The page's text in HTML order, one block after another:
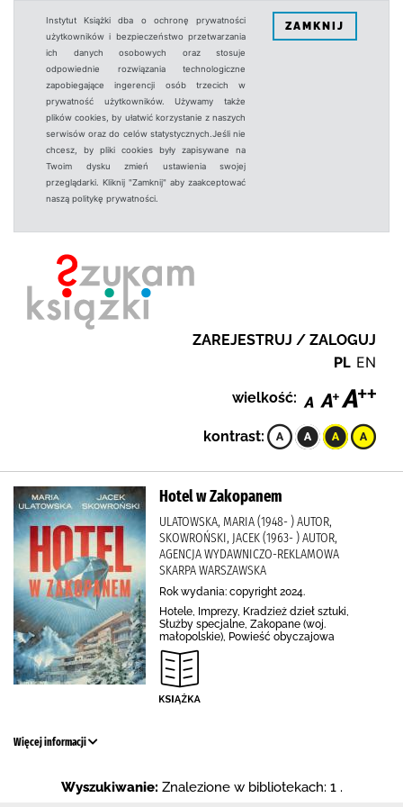
Instytut Książki dba o ochronę prywatności
użytkowników i bezpieczeństwo przetwarzania
ich danych osobowych oraz stosuje
odpowiednie rozwiązania technologiczne
zapobiegające ingerencji osób trzecich w
prywatność użytkowników. Używamy także
plików cookies, by ułatwić korzystanie z naszych
serwisów oraz do celów statystycznych.Jeśli nie
chcesz, by pliki cookies były zapisywane na
Twoim dysku zmień ustawienia swojej
przeglądarki. Kliknij "Zamknij" aby zaakceptować
naszą politykę prywatności.
ZAMKNIJ
ZAREJESTRUJ / ZALOGUJ
PL EN
wielkość:
kontrast:
Hotel w Zakopanem
ULATOWSKA, MARIA (1948- ) AUTOR,
SKOWROŃSKI, JACEK (1963- ) AUTOR,
AGENCJA WYDAWNICZO-REKLAMOWA
SKARPA WARSZAWSKA
Rok wydania: copyright 2024.
Hotele, Imprezy, Kradzież dzieł sztuki,
Służby specjalne, Zakopane (woj.
małopolskie), Powieść obyczajowa
Więcej informacji
Wyszukiwanie: Znalezione w bibliotekach: 1 .